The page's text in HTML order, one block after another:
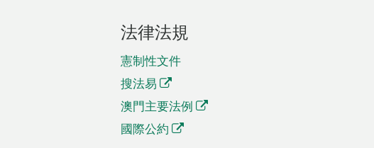
法律法規
憲制性文件
搜法易
澳門主要法例
國際公約